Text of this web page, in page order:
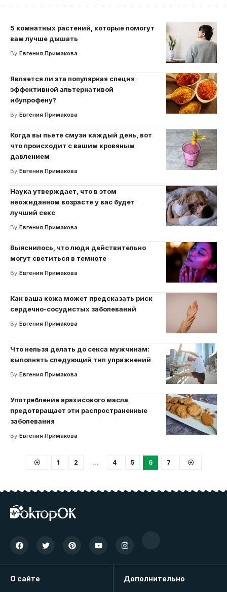
5 комнатных растений, которые помогут
вам лучше дышать
By Евгения Примакова
Является ли эта популярная специя
эффективной альтернативой
ибупрофену?
By Евгения Примакова
Когда вы пьете смузи каждый день, вот
что происходит с вашим кровяным
давлением
By Евгения Примакова
Наука утверждает, что в этом
неожиданном возрасте у вас будет
лучший секс
By Евгения Примакова
Выяснилось, что люди действительно
могут светиться в темноте
By Евгения Примакова
Как ваша кожа может предсказать риск
сердечно-сосудистых заболеваний
By Евгения Примакова
Что нельзя делать до секса мужчинам:
выполнять следующий тип упражнений
By Евгения Примакова
Употребление арахисового масла
предотвращает эти распространенные
заболевания
By Евгения Примакова
1 2 … 4 5 6 7
О сайте Дополнительно